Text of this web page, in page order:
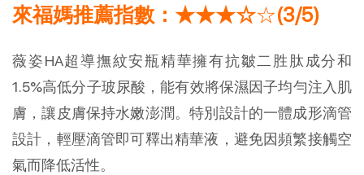
來福媽推薦指數：★★★☆☆(3/5)
薇姿HA超導撫紋安瓶精華擁有抗皺二胜肽成分和
1.5%高低分子玻尿酸，能有效將保濕因子均勻注入肌
膚，讓皮膚保持水嫩澎潤。特別設計的一體成形滴管
設計，輕壓滴管即可釋出精華液，避免因頻繁接觸空
氣而降低活性。